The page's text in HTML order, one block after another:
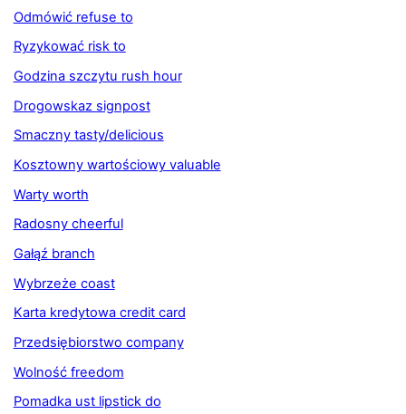
Odmówić refuse to
Ryzykować risk to
Godzina szczytu rush hour
Drogowskaz signpost
Smaczny tasty/delicious
Kosztowny wartościowy valuable
Warty worth
Radosny cheerful
Gałąź branch
Wybrzeże coast
Karta kredytowa credit card
Przedsiębiorstwo company
Wolność freedom
Pomadka ust lipstick do